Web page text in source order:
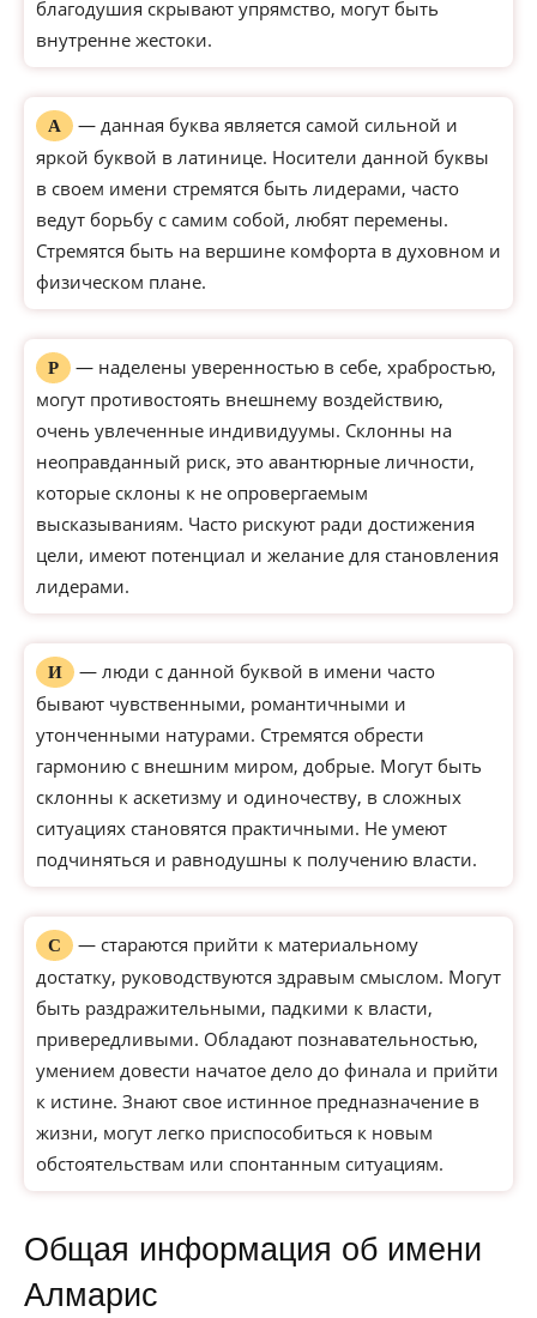
благодушия скрывают упрямство, могут быть
внутренне жестоки.
А
— данная буква является самой сильной и
яркой буквой в латинице. Носители данной буквы
в своем имени стремятся быть лидерами, часто
ведут борьбу с самим собой, любят перемены.
Стремятся быть на вершине комфорта в духовном и
физическом плане.
Р
— наделены уверенностью в себе, храбростью,
могут противостоять внешнему воздействию,
очень увлеченные индивидуумы. Склонны на
неоправданный риск, это авантюрные личности,
которые склоны к не опровергаемым
высказываниям. Часто рискуют ради достижения
цели, имеют потенциал и желание для становления
лидерами.
И
— люди с данной буквой в имени часто
бывают чувственными, романтичными и
утонченными натурами. Стремятся обрести
гармонию с внешним миром, добрые. Могут быть
склонны к аскетизму и одиночеству, в сложных
ситуациях становятся практичными. Не умеют
подчиняться и равнодушны к получению власти.
С
— стараются прийти к материальному
достатку, руководствуются здравым смыслом. Могут
быть раздражительными, падкими к власти,
привередливыми. Обладают познавательностью,
умением довести начатое дело до финала и прийти
к истине. Знают свое истинное предназначение в
жизни, могут легко приспособиться к новым
обстоятельствам или спонтанным ситуациям.
Общая информация об имени
Алмарис